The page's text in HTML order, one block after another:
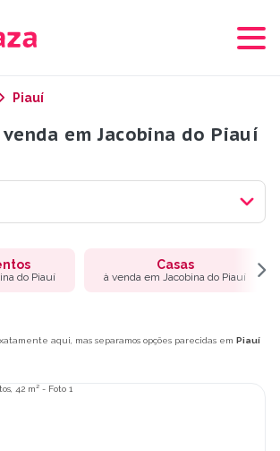
Piauí
em Jacobina do Piauí
do Piauí
Casas
à venda em Jacobina do Piauí
aqui, mas separamos opções parecidas em Piauí